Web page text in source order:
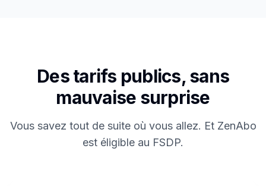
Des tarifs publics, sans
mauvaise surprise
Vous savez tout de suite où vous allez. Et ZenAbo
est éligible au FSDP.